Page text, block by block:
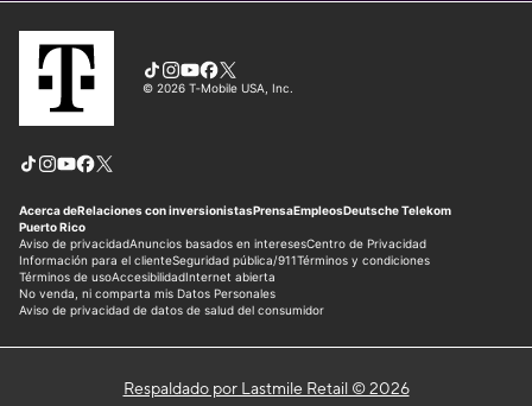
Respaldado por Lastmile Retail © 2026